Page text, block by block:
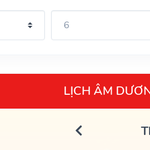
LỊCH ÂM